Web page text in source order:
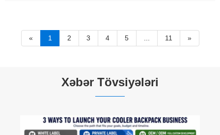
« 1 2 3 4 5 11 »
Xəbər Tövsiyələri